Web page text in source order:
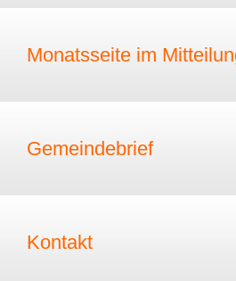
Monatsseite im
Gemeindebrief
Kontakt